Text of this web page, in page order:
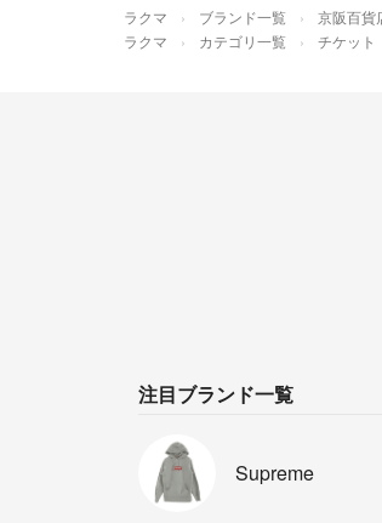
ラクマ ブランド一覧 京阪百貨
ラクマ カテゴリ一覧 チケット
注目ブランド一覧
Supreme